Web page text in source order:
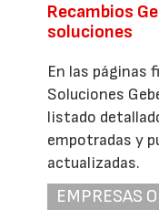
Recambios
soluciones
En las páginas
Soluciones
listado
empotradas y
actualizadas.
EMPRESAS